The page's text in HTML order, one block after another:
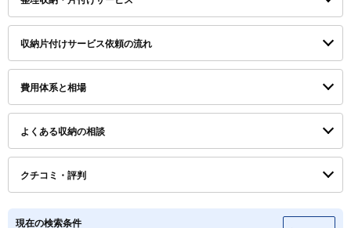
収納片付けサービス依頼の流れ
費用体系と相場
よくある収納の相談
クチコミ・評判
現在の検索条件